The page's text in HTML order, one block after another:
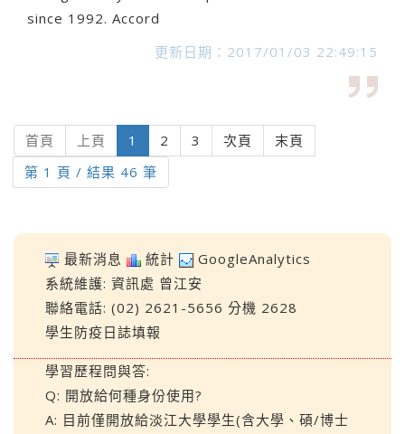
since 1992. Accord
更新日期：2017/01/03 22:49:15
首頁 上頁 1 (current)
2 3 次頁
末頁
第 1 頁 / 結果 46 筆
最新消息 統計
GoogleAnalytics
系統維護: 資訊處 曾江安
聯絡電話: (02) 2621-5656 分機 2628
學生防疫日誌填報
學習歷程問與答:
Q: 開放給何種身份使用?
A: 目前僅開放給淡江大學學生(含大學、碩/博士